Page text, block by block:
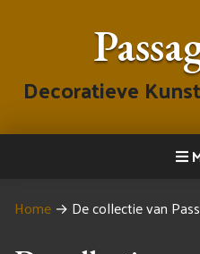
Decoratieve
Home → De collectie van